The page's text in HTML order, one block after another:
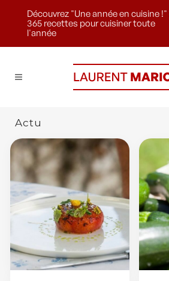
Découvrez "Une année en cuisine !"
365 recettes pour cuisiner toute
l'année
Actu